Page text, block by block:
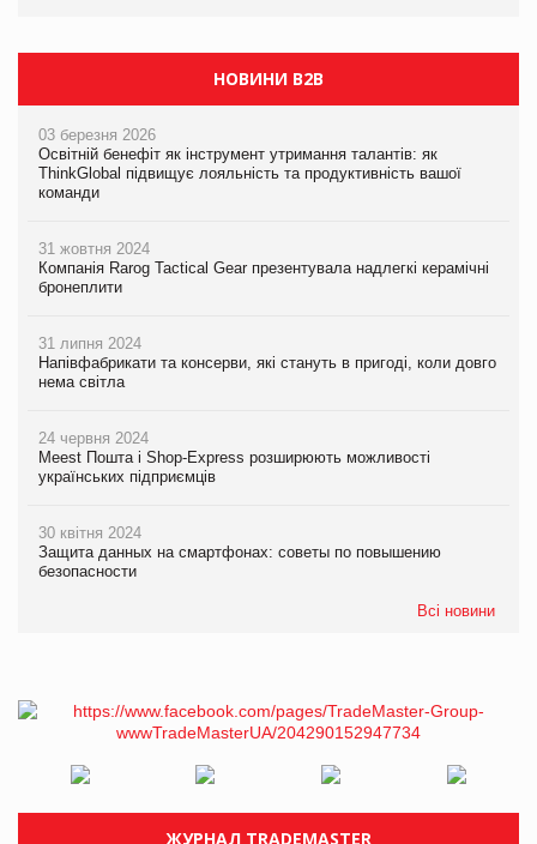
НОВИНИ B2B
03 березня 2026
Освітній бенефіт як інструмент утримання талантів: як
ThinkGlobal підвищує лояльність та продуктивність вашої
команди
31 жовтня 2024
Компанія Rarog Tactical Gear презентувала надлегкі керамічні
бронеплити
31 липня 2024
Напівфабрикати та консерви, які стануть в пригоді, коли довго
нема світла
24 червня 2024
Meest Пошта і Shop-Express розширюють можливості
українських підприємців
30 квітня 2024
Защита данных на смартфонах: советы по повышению
безопасности
Всі новини
ЖУРНАЛ TRADEMASTER